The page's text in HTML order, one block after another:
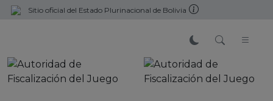
Sitio oficial del Estado Plurinacional de Bolivia